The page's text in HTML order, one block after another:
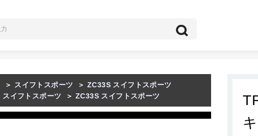
＞ スイフトスポーツ ＞ ZC33S スイフトスポーツ
スイフトスポーツ ＞ ZC33S スイフトスポーツ